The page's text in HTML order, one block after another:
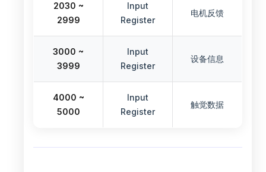
2030 ~
2999
Input
Register
电机反馈
3000 ~
3999
Input
Register
设备信息
4000 ~
5000
Input
Register
触觉数据